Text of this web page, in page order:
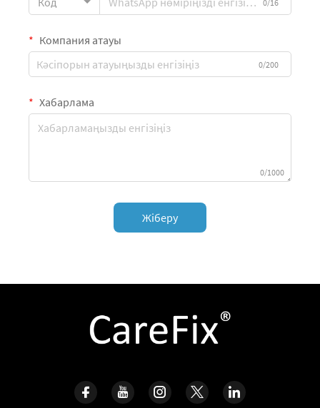
0/16
Компания атауы
0/200
Хабарлама
0/1000
Жіберу